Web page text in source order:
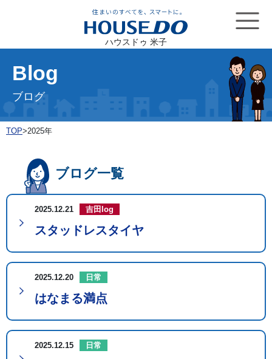
ハウスドゥ 米子
Blog
ブログ
TOP>2025年
ブログ一覧
2025.12.21 吉田log
スタッドレスタイヤ
2025.12.20 日常
はなまる満点
2025.12.15 日常